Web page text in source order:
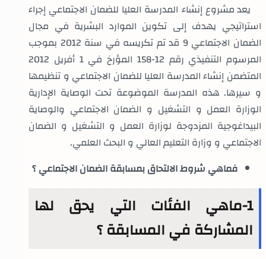
يعد مشروع إنشاء المدرسة العليا للضمان الاجتماعي إجراء
استراتيجي يهدف إلى تكوين الموارد البشرية في مجال
الضمان الاجتماعي 9 قد تم تكريسه في سنة 2012 بموجب
المرسوم التنفيذي رقم 12-158 المؤرخ في 1 أفريل 2012
المتضمن إنشاء المدرسة العليا للضمان الاجتماعي و تنظيمها
و سيرها. هذه المدرسة الموضوعة تحت الوصاية الإدارية
الوزارة العمل و التشغيل و الضمان الاجتماعي والوصاية
البيداغوجية المزدوجة لوزارة العمل و التشغيل و الضمان
الاجتماعي و وزارة التعليم العالي و البحث العلمي.
فماهي شروط الالتحاق بمسابقة الضمان الاجتماعي ؟
1- ماهي الفئات التي يحق لها
المشاركة في المسابقة ؟